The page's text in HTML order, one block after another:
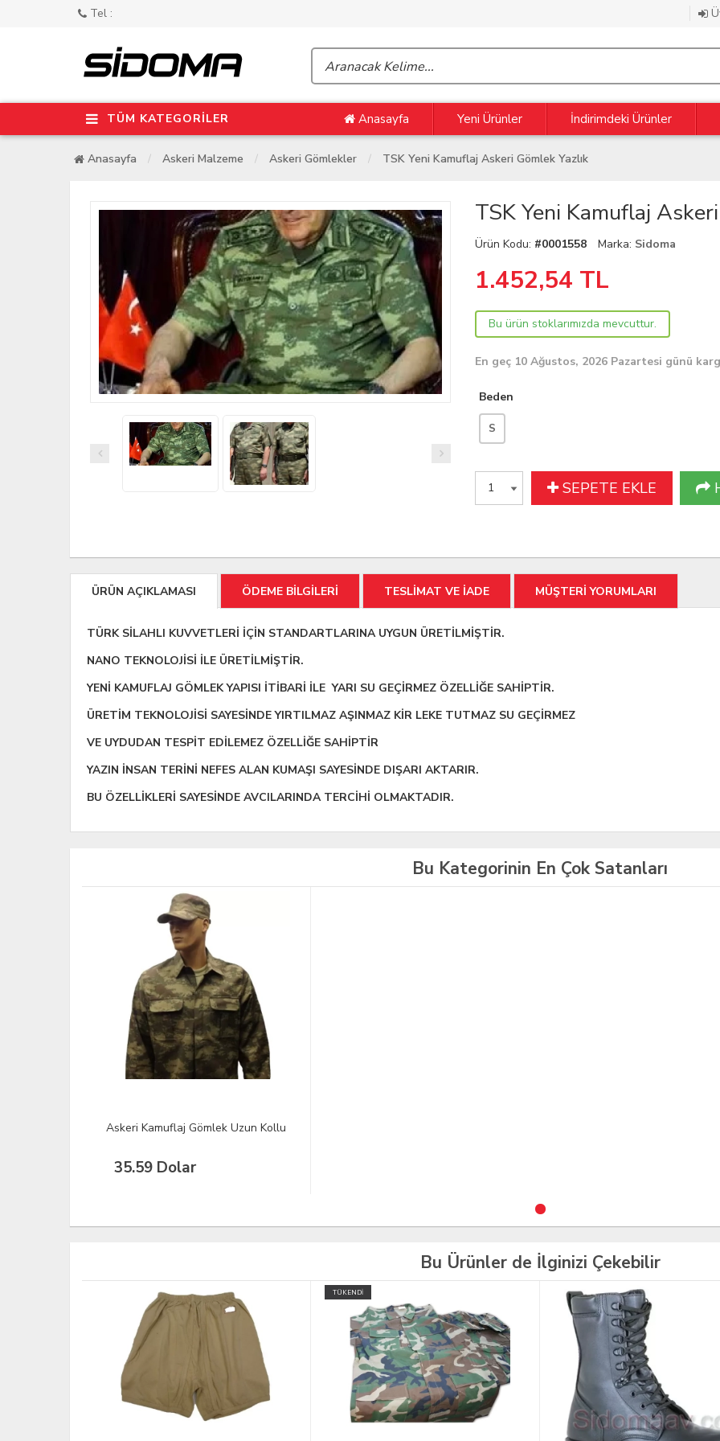
Tel :
TÜM KATEGORİLER Anasayfa Yeni Ürünler İndirimdeki Ürünler
Anasayfa Askeri Malzeme Askeri Gömlekler TSK Yeni Kamuflaj Askeri Gömlek Yazlık
TSK Yeni Kamuflaj
Ürün Kodu: #0001558 Marka: Sidoma
1.452,54 TL
Bu ürün stoklarımızda mevcuttur.
En geç 10 Ağustos, 2026 Pazartesi günü
Beden
S
SEPETE EKLE
ÜRÜN AÇIKLAMASI ÖDEME BİLGİLERİ TESLİMAT VE İADE MÜŞTERİ YORUMLARI
TÜRK SİLAHLI KUVVETLERİ İÇİN STANDARTLARINA UYGUN ÜRETİLMİŞTİR.
NANO TEKNOLOJİSİ İLE ÜRETİLMİŞTİR.
YENİ KAMUFLAJ GÖMLEK YAPISI İTİBARİ İLE YARI SU GEÇİRMEZ ÖZELLİĞE SAHİPTİR.
ÜRETİM TEKNOLOJİSİ SAYESİNDE YIRTILMAZ AŞINMAZ KİR LEKE TUTMAZ SU GEÇİRMEZ
VE UYDUDAN TESPİT EDİLEMEZ ÖZELLİĞE SAHİPTİR
YAZIN İNSAN TERİNİ NEFES ALAN KUMAŞI SAYESİNDE DIŞARI AKTARIR.
BU ÖZELLİKLERİ SAYESİNDE AVCILARINDA TERCİHİ OLMAKTADIR.
Bu Kategorinin En Çok Satanları
Askeri Kamuflaj Gömlek Uzun Kollu
35.59 Dolar
Bu Ürünler de İlginizi Çekebilir